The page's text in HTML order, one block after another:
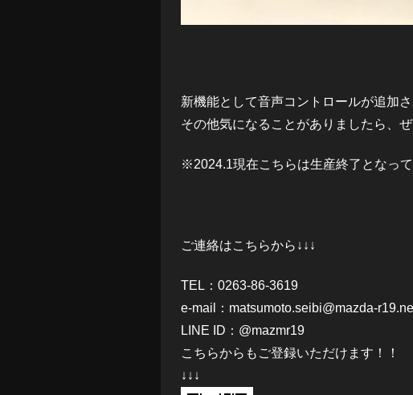
新機能として音声コントロールが追加
その他気になることがありましたら、
※2024.1現在こちらは生産終了となっ
ご連絡はこちらから↓↓↓
TEL：0263-86-3619
e-mail： matsumoto.seibi@mazda-
LINE ID：@mazmr19
こちらからもご登録いただけます！！
↓↓↓